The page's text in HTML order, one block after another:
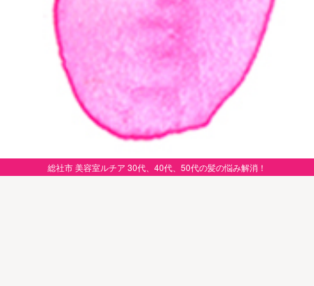
総社市 美容室ルチア 30代、40代、50代の髪の悩み解消！